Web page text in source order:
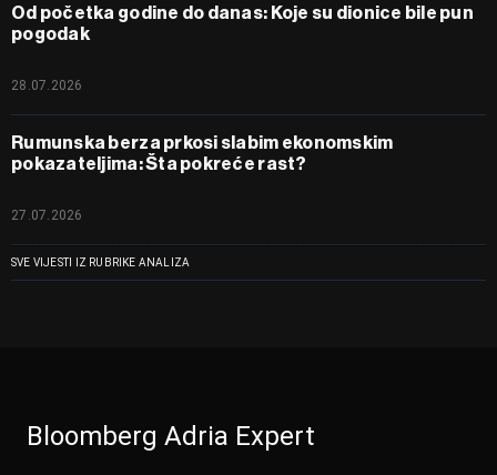
Od početka godine do danas: Koje su dionice bile pun
pogodak
28.07.2026
Rumunska berza prkosi slabim ekonomskim
pokazateljima: Šta pokreće rast?
27.07.2026
SVE VIJESTI IZ RUBRIKE ANALIZA
Bloomberg Adria Expert